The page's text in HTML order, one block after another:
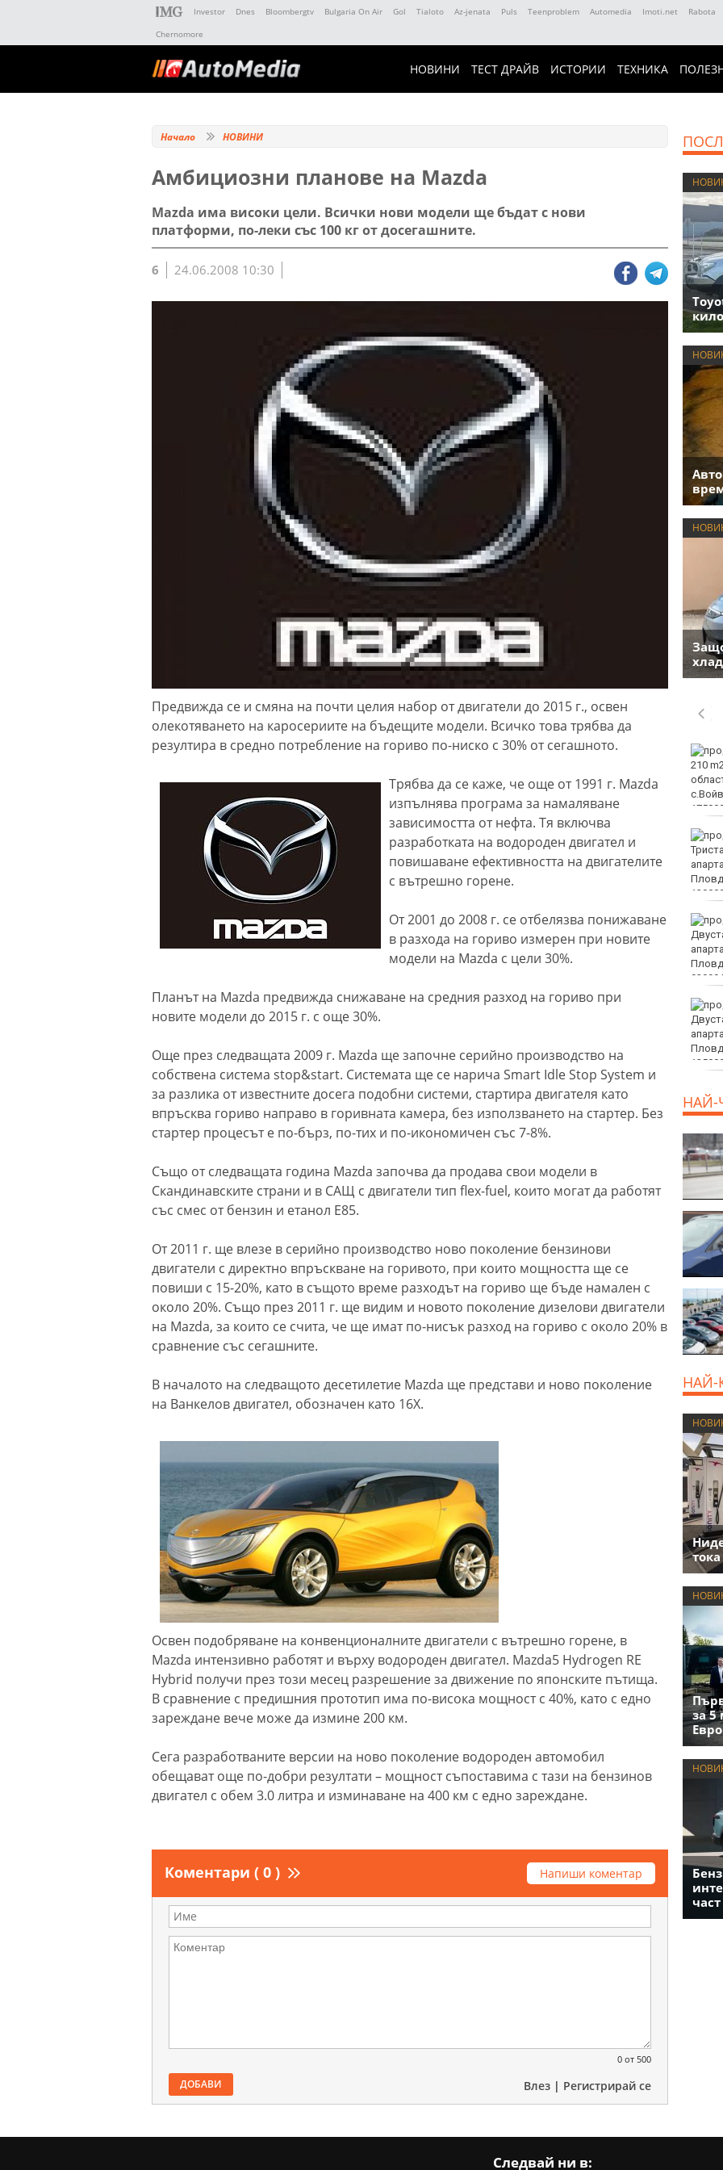
Investor Dnes Bloombergtv Bulgaria On Air Gol Tialoto Az-jenata Puls Teenproblem Automedia Imoti.net Rabota
Chernomore
НОВИНИ ТЕСТ ДРАЙВ ИСТОРИИ ТЕХНИКА
Начало НОВИНИ
Амбициозни планове на Mazda
Mazda има високи цели. Всички нови модели ще бъдат с нови
платформи, по-леки със 100 кг от досегашните.
6 24.06.2008 10:30
Предвижда се и смяна на почти целия набор от двигатели до 2015 г., освен
олекотяването на каросериите на бъдещите модели. Всичко това трябва да
резултира в средно потребление на гориво по-ниско с 30% от сегашното.
Трябва да се каже, че още от 1991 г. Mazda
изпълнява програма за намаляване
зависимостта от нефта. Тя включва
разработката на водороден двигател и
повишаване ефективността на двигателите
с вътрешно горене.
От 2001 до 2008 г. се отбелязва понижаване
в разхода на гориво измерен при новите
модели на Mazda с цели 30%.
Планът на Mazda предвижда снижаване на средния разход на гориво при
новите модели до 2015 г. с още 30%.
Още през следващата 2009 г. Mazda ще започне серийно производство на
собствена система stop&start. Системата ще се нарича Smart Idle Stop System и
за разлика от известните досега подобни системи, стартира двигателя като
впръсква гориво направо в горивната камера, без използването на стартер. Без
стартер процесът е по-бърз, по-тих и по-икономичен със 7-8%.
Също от следващата година Mazda започва да продава свои модели в
Скандинавските страни и в САЩ с двигатели тип flex-fuel, които могат да работят
със смес от бензин и етанол E85.
От 2011 г. ще влезе в серийно производство ново поколение бензинови
двигатели с директно впръскване на горивото, при които мощността ще се
повиши с 15-20%, като в същото време разходът на гориво ще бъде намален с
около 20%. Също през 2011 г. ще видим и новото поколение дизелови двигатели
на Mazda, за които се счита, че ще имат по-нисък разход на гориво с около 20% в
сравнение със сегашните.
В началото на следващото десетилетие Mazda ще представи и ново поколение
на Ванкелов двигател, обозначен като 16X.
Освен подобряване на конвенционалните двигатели с вътрешно горене, в
Mazda интензивно работят и върху водороден двигател. Mazda5 Hydrogen RE
Hybrid получи през този месец разрешение за движение по японските пътища.
В сравнение с предишния прототип има по-висока мощност с 40%, като с едно
зареждане вече може да измине 200 км.
Сега разработваните версии на ново поколение водороден автомобил
обещават още по-добри резултати – мощност съпоставима с тази на бензинов
двигател с обем 3.0 литра и изминаване на 400 км с едно зареждане.
Коментари ( 0 ) Напиши коментар
0 от 500
ДОБАВИ Влез | Регистрирай се
Вечерен крос ще се
Морската градина на
Варна
ловния сезон за пернат
дивеч
ФК Девня гостува на
Атлетик (Провадия) за
Аматьорската купа
Национална мрежа за
с „ловци на педофили“
НАЙ-
НАЙ-
за 5
част
Следвай ни в: